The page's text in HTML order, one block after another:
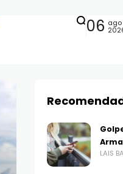
06 ago
LAIS